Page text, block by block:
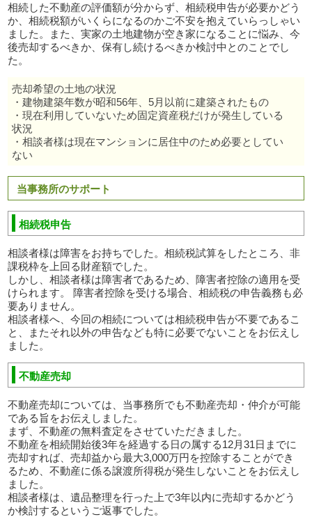
相続した不動産の評価額が分からず、相続税申告が必要かどう
か、相続税額がいくらになるのかご不安を抱えていらっしゃい
ました。また、実家の土地建物が空き家になることに悩み、今
後売却するべきか、保有し続けるべきか検討中とのことでし
た。
売却希望の土地の状況
・建物建築年数が昭和56年、5月以前に建築されたもの
・現在利用していないため固定資産税だけが発生している
状況
・相談者様は現在マンションに居住中のため必要としてい
ない
当事務所のサポート
相続税申告
相談者様は障害をお持ちでした。相続税試算をしたところ、非
課税枠を上回る財産額でした。
しかし、相談者様は障害者であるため、障害者控除の適用を受
けられます。 障害者控除を受ける場合、相続税の申告義務も必
要ありません。
相談者様へ、今回の相続については相続税申告が不要であるこ
と、またそれ以外の申告なども特に必要でないことをお伝えし
ました。
不動産売却
不動産売却については、当事務所でも不動産売却・仲介が可能
である旨をお伝えしました。
まず、不動産の無料査定をさせていただきました。
不動産を相続開始後3年を経過する日の属する12月31日までに
売却すれば、売却益から最大3,000万円を控除することができ
るため、不動産に係る譲渡所得税が発生しないことをお伝えし
ました。
相談者様は、遺品整理を行った上で3年以内に売却するかどう
か検討するというご返事でした。